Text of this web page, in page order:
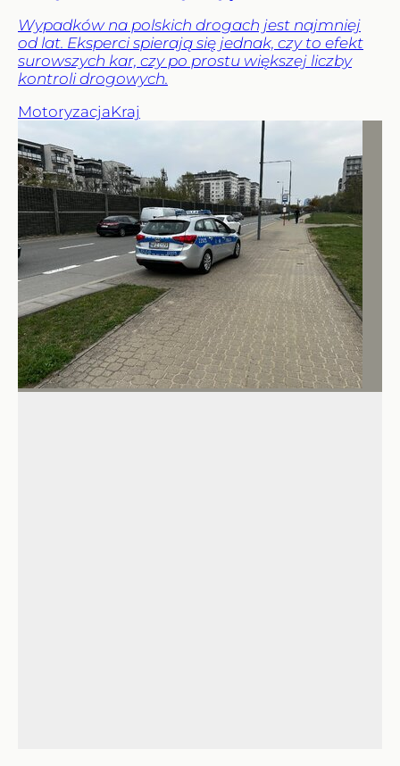
Wypadków na polskich drogach jest najmniej
od lat. Eksperci spierają się jednak, czy to efekt
surowszych kar, czy po prostu większej liczby
kontroli drogowych.
MotoryzacjaKraj